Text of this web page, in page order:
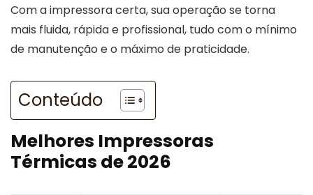
Com a impressora certa, sua operação se torna
mais fluida, rápida e profissional, tudo com o mínimo
de manutenção e o máximo de praticidade.
Conteúdo
Melhores Impressoras
Térmicas de 2026